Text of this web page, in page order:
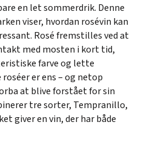
en let sommerdrik. Denne
viser, hvordan rosévin kan
Rosé fremstilles ved at
med mosten i kort tid,
farve og lette
er ens – og netop
at blive forstået for sin
tre sorter, Tempranillo,
giver en vin, der har både